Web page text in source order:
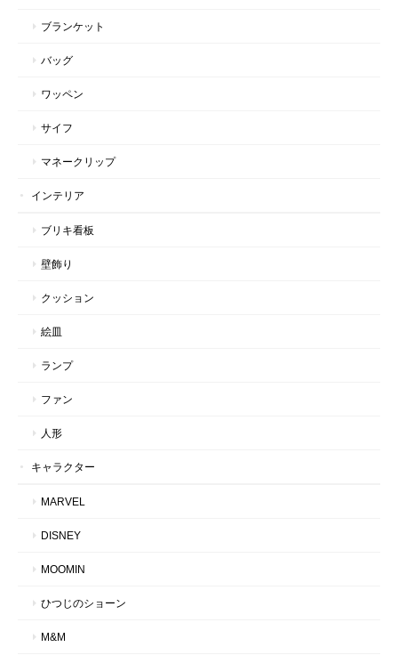
ブランケット
バッグ
ワッペン
サイフ
マネークリップ
インテリア
ブリキ看板
壁飾り
クッション
絵皿
ランプ
ファン
人形
キャラクター
MARVEL
DISNEY
MOOMIN
ひつじのショーン
M&M